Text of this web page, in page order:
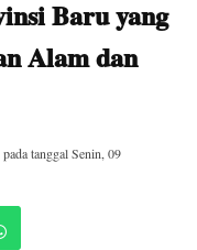
Baru yang
Alam dan
pada tanggalSenin, 09